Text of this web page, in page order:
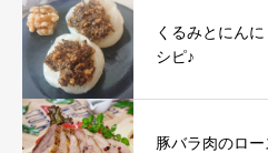
くるみとにん
シピ♪
豚バラ肉のロ